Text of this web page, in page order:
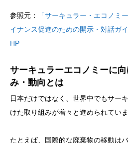
参照元：
「サーキュラー・エコノミ
イナンス促進のための開示・対話ガ
HP
サーキュラーエコノミーに
み・動向とは
日本だけではなく、世界中でもサー
けた取り組みが着々と進められていま
たとえば、国際的な廃棄物の移動は